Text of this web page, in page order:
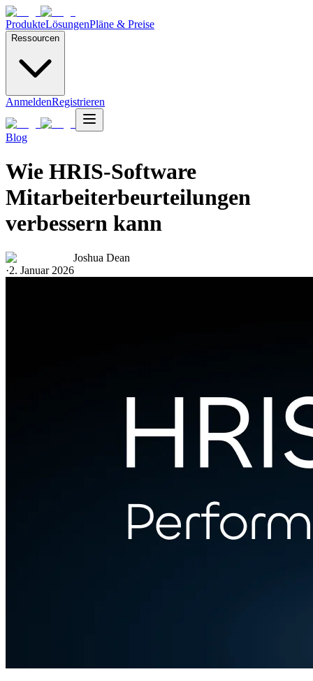
ProdukteLösungenPläne & Preise
Ressourcen
AnmeldenRegistrieren
Blog
Wie HRIS-Software
Mitarbeiterbeurteilungen
verbessern kann
Joshua Dean
·2. Januar 2026